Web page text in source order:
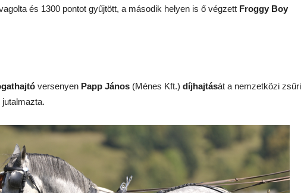
és 1300 pontot gyűjtött, a második helyen is ő végzett Froggy Boy
versenyen Papp János (Ménes Kft.) díjhajtását a nemzetközi zsűri